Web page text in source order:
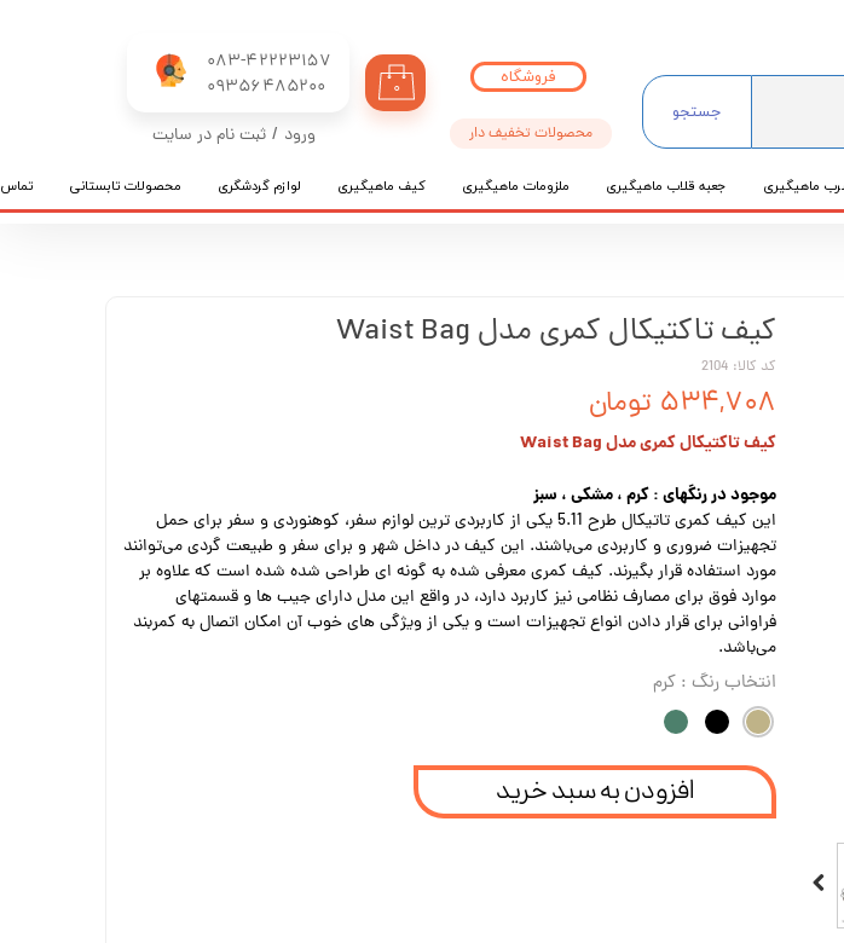
083-42223157
​​​​​​​09356485200
جستجو
۰
ورود / ثبت نام در سایت
تغییر گذر واژه
ماهیگیری جعبه قلاب ماهیگیری ملزومات ماهیگیری کیف ماهیگیری لوازم گردشگری محصولات تابستانی تماس
محصولات تخفیف دار
فروشگاه
کیف تاکتیکال کمری مدل Waist Bag
کد کالا: 2104
۵۳۴,۷۰۸ تومان
کیف تاکتیکال کمری مدل Waist Bag
موجود در رنگهای : کرم ، مشکی ، سبز
این کیف کمری تاتیکال طرح 5.11 یکی از کاربردی ترین لوازم سفر، کوهنوردی و سفر برای حمل
تجهیزات ضروری و کاربردی می‌باشند. این کیف در داخل شهر و برای سفر و طبیعت گردی می‌توانند
مورد استفاده قرار بگیرند. کیف کمری معرفی شده به گونه ای طراحی شده شده است که علاوه بر
موارد فوق برای مصارف نظامی نیز کاربرد دارد، در واقع این مدل دارای جیب ها و قسمتهای
فراوانی برای قرار دادن انواع تجهیزات است و یکی از ویژگی های خوب آن امکان اتصال به کمربند
می‌باشد.
انتخاب رنگ : کرم
افزودن به سبد خرید